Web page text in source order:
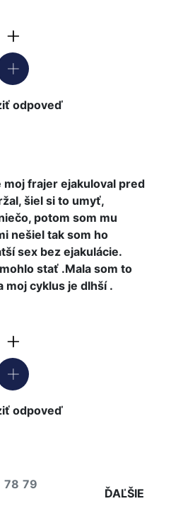
odpoveď
moj frajer ejakuloval pred
šiel si to umyť,
potom som mu
nešiel tak som ho
sex bez ejakulácie.
stať .Mala som to
moj cyklus je dlhší .
odpoveď
78 79
ĎAĽŠIE